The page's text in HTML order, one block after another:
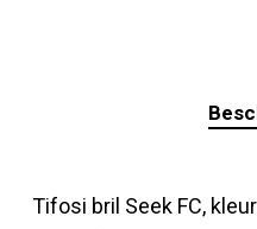
Tifosi bril Seek FC,